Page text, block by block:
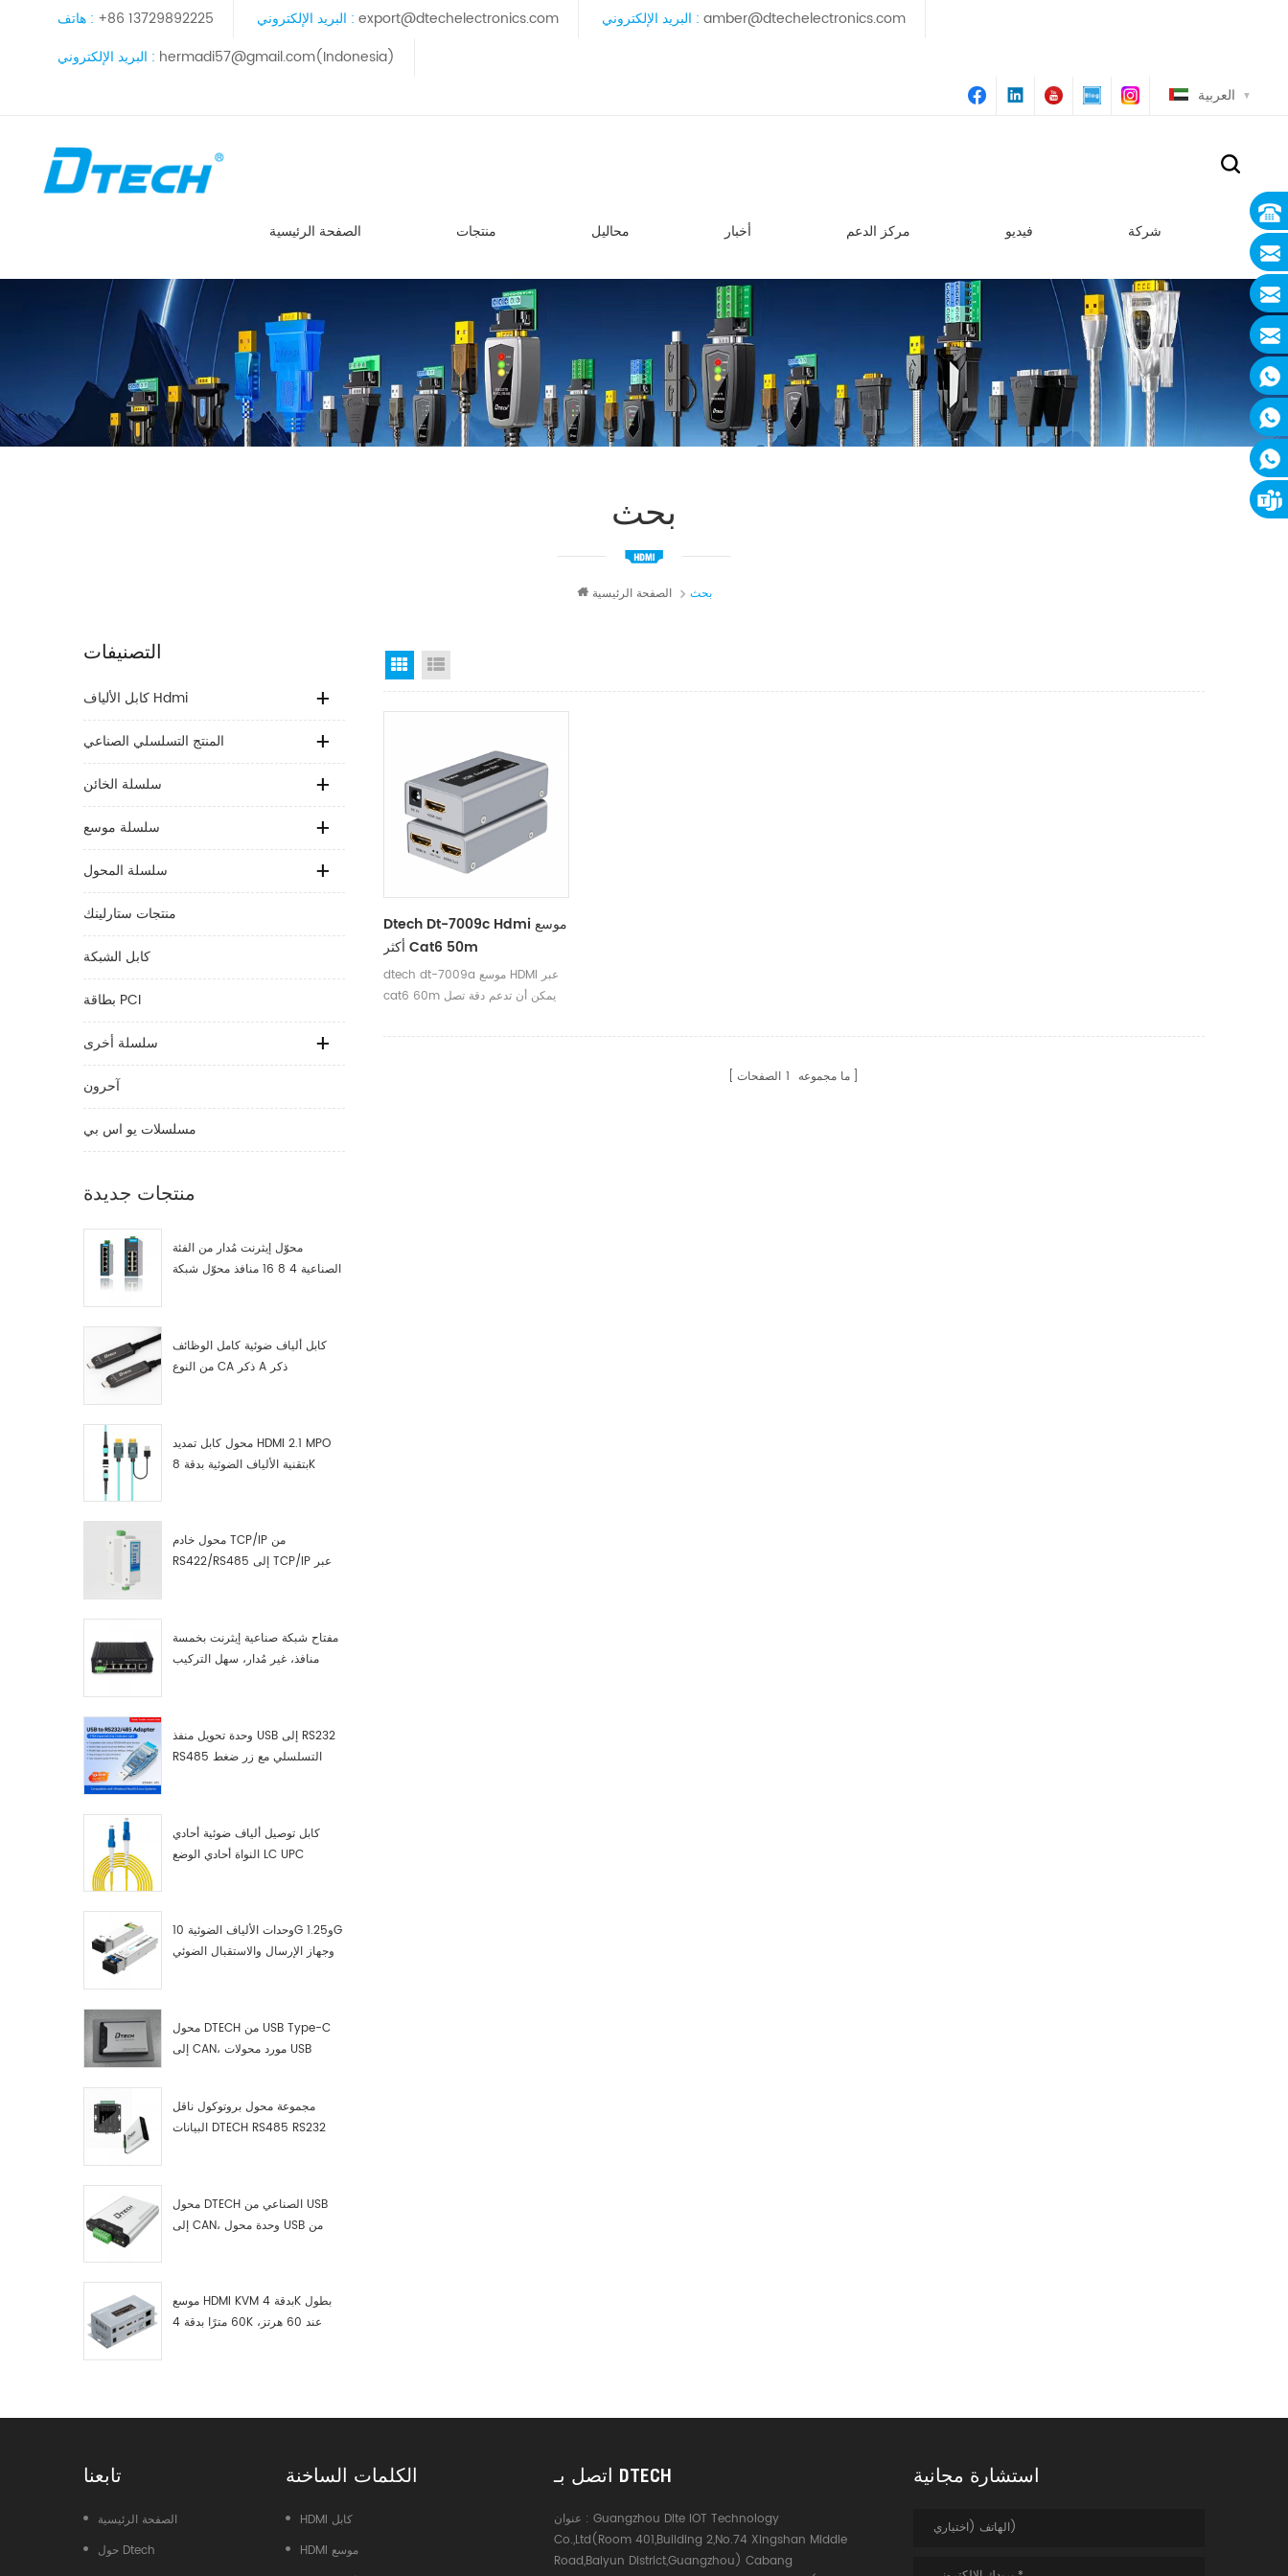
هاتف : +86 13729892225 البريد الإلكتروني : export@dtechelectronics.com البريد الإلكتروني : amber@dtechelectronics.com
البريد الإلكتروني : hermadi57@gmail.com(Indonesia)
العربية
الصفحة الرئيسية منتجات محاليل أخبار مركز الدعم فيديو شركة
بحث
الصفحة الرئيسية بحث
التصنيفات
كابل الألياف Hdmi
المنتج التسلسلي الصناعي
سلسلة الخائن
سلسلة موسع
سلسلة المحول
منتجات ستارلينك
كابل الشبكة
بطاقة PCI
سلسلة أخرى
آحرون
مسلسلات يو اس بي
منتجات جديدة
محوّل إيثرنت مُدار من الفئة
الصناعية 4 8 16 منافذ محوّل شبكة
كابل ألياف ضوئية كامل الوظائف
من النوع CA ذكر A ذكر
محول كابل تمديد HDMI 2.1 MPO
بتقنية الألياف الضوئية بدقة 8K
محول خادم TCP/IP من
RS422/RS485 إلى TCP/IP عبر
مفتاح شبكة صناعية إيثرنت بخمسة
منافذ، غير مُدار، سهل التركيب
وحدة تحويل منفذ USB إلى RS232
RS485 التسلسلي مع زر ضغط
كابل توصيل ألياف ضوئية أحادي
النواة أحادي الوضع LC UPC
وحدات الألياف الضوئية 10G و1.25G
وجهاز الإرسال والاستقبال الضوئي
محول DTECH من USB Type-C
إلى CAN، مورد محولات USB
مجموعة محول بروتوكول ناقل
البيانات DTECH RS485 RS232
محول DTECH الصناعي من USB
إلى CAN، وحدة محول USB من
موسع HDMI KVM بدقة 4K بطول
60 مترًا بدقة 4K عند 60 هرتز،
Grid View
Dtech Dt-7009c Hdmi موسع
أكثر Cat6 50m
dtech dt-7009a موسع HDMI عبر
cat6 60m يمكن أن تدعم دقة تصل
ما مجموعه 1 الصفحات
تابعنا
الصفحة الرئيسية
حول Dtech
الكلمات الساخنة
HDMI كابل
HDMI موسع
اتصل بـ DTECH
عنوان :Guangzhou Dite IOT Technology
Co.,Ltd(Room 401,Building 2,No.74 Xingshan Middle
Road,Baiyun District,Guangzhou) Cabang
استشارة مجانية